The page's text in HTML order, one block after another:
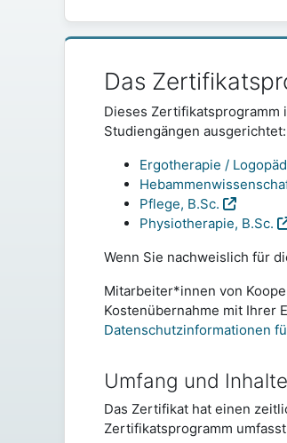
Das
Dieses
Studiengängen ausgerichtet:
Ergotherapie /
Pflege, B.Sc.
Physiotherapie, B.Sc.
Wenn Sie nachweislich für
Mitarbeiter*innen von
Kostenübernahme mit Ihrer
Datenschutzinformationen
Umfang und Inhalte
Das Zertifikat hat einen
Zertifikatsprogramm